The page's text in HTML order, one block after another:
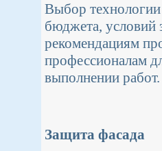
Выбор технологии
бюджета, условий
рекомендациям
профессионалам
выполнении работ.
Защита фасада